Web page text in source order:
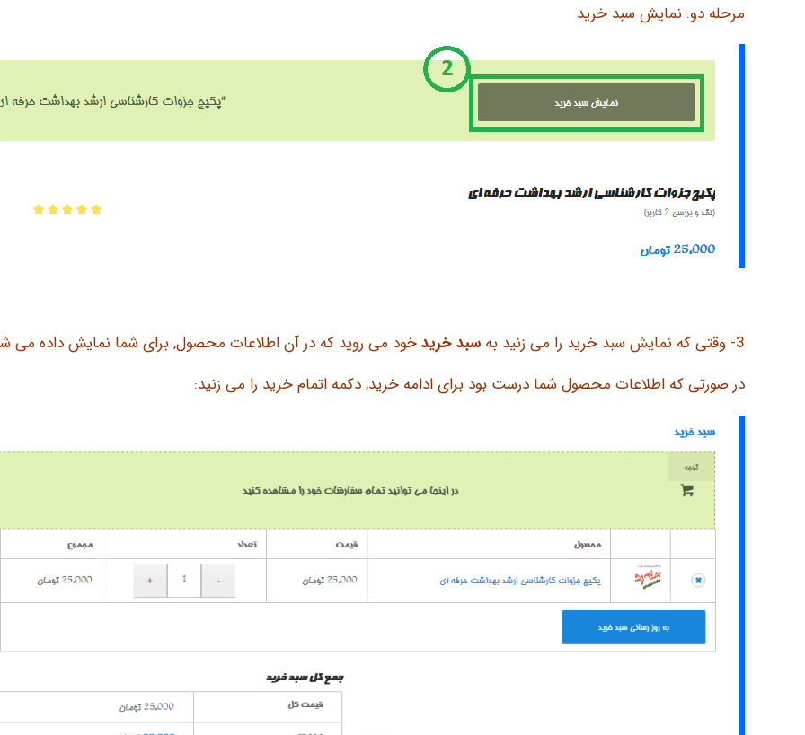
مرحله دو: نمایش سبد خرید
3- وقتی که نمایش سبد خرید را می زنید به سبد خریدخود می روید که در آن اطلاعات محصول, برای شما نمایش داده می
در صورتی که اطلاعات محصول شما درست بود برای ادامه خرید, دکمه اتمام خرید را می زنید: